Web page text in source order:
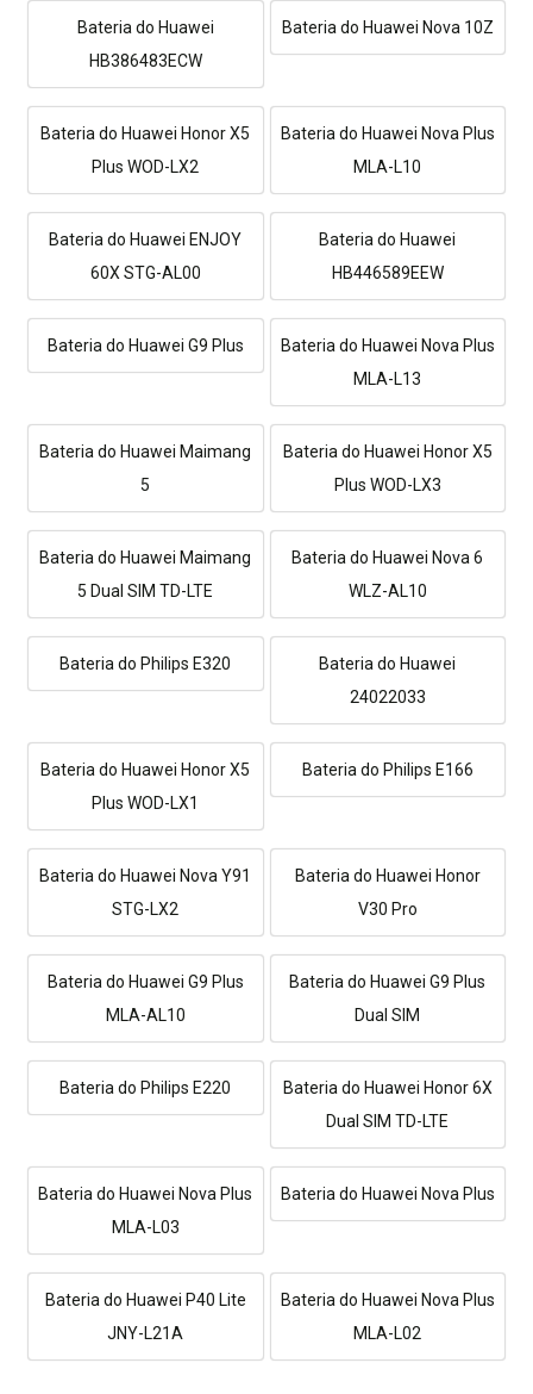
Bateria do Huawei
HB386483ECW
Bateria do Huawei Nova 10Z
Bateria do Huawei Honor X5
Plus WOD-LX2
Bateria do Huawei Nova Plus
MLA-L10
Bateria do Huawei ENJOY
60X STG-AL00
Bateria do Huawei
HB446589EEW
Bateria do Huawei G9 Plus
Bateria do Huawei Nova Plus
MLA-L13
Bateria do Huawei Maimang
5
Bateria do Huawei Honor X5
Plus WOD-LX3
Bateria do Huawei Maimang
5 Dual SIM TD-LTE
Bateria do Huawei Nova 6
WLZ-AL10
Bateria do Philips E320
Bateria do Huawei
24022033
Bateria do Huawei Honor X5
Plus WOD-LX1
Bateria do Philips E166
Bateria do Huawei Nova Y91
STG-LX2
Bateria do Huawei Honor
V30 Pro
Bateria do Huawei G9 Plus
MLA-AL10
Bateria do Huawei G9 Plus
Dual SIM
Bateria do Philips E220
Bateria do Huawei Honor 6X
Dual SIM TD-LTE
Bateria do Huawei Nova Plus
MLA-L03
Bateria do Huawei Nova Plus
Bateria do Huawei P40 Lite
JNY-L21A
Bateria do Huawei Nova Plus
MLA-L02